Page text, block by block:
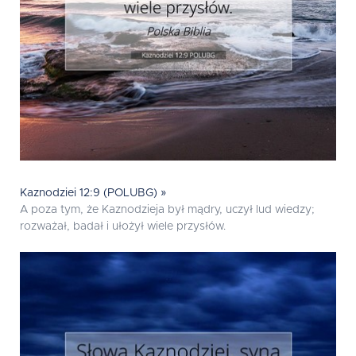
Kaznodziei 12:9 (POLUBG) »
A poza tym, że Kaznodzieja był mądry, uczył lud wiedzy;
rozważał, badał i ułożył wiele przysłów.